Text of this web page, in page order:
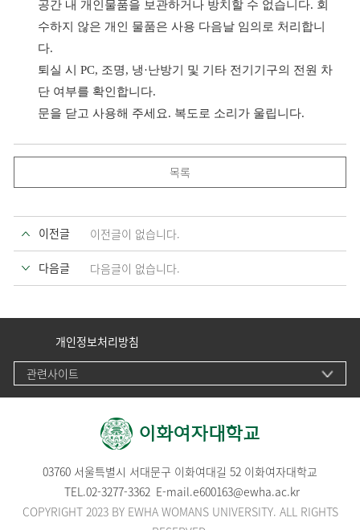
공간 내 개인물품을 보관하거나 방치할 수 없습니다. 회
수하지 않은 개인 물품은 사용 다음날 임의로 처리합니
다.
퇴실 시 PC, 조명, 냉·난방기 및 기타 전기기구의 전원 차
단 여부를 확인합니다.
문을 닫고 사용해 주세요. 복도로 소리가 울립니다.
목록
이전글 이전글이 없습니다.
다음글 다음글이 없습니다.
개인정보처리방침
관련사이트
03760 서울특별시 서대문구 이화여대길 52 이화여자대학교
TEL.02-3277-3362 E-mail.e600163@ewha.ac.kr
COPYRIGHT 2023 BY EWHA WOMANS UNIVERSITY. ALL RIGHTS